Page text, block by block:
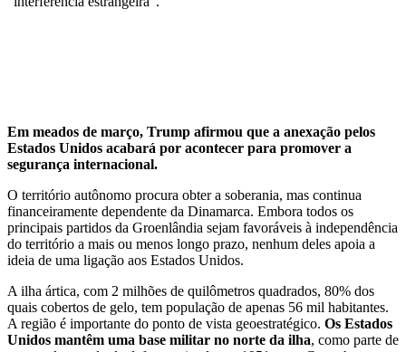
Em meados de março, Trump afirmou que a anexação pelos
Estados Unidos acabará por acontecer para promover a
segurança internacional.
O território autônomo procura obter a soberania, mas continua
financeiramente dependente da Dinamarca. Embora todos os
principais partidos da Groenlândia sejam favoráveis à independência
do território a mais ou menos longo prazo, nenhum deles apoia a
ideia de uma ligação aos Estados Unidos.
A ilha ártica, com 2 milhões de quilômetros quadrados, 80% dos
quais cobertos de gelo, tem população de apenas 56 mil habitantes.
A região é importante do ponto de vista geoestratégico. Os Estados
Unidos mantêm uma base militar no norte da ilha, como parte de